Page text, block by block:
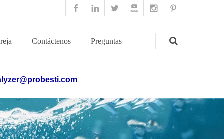
Contáctenos Preguntas